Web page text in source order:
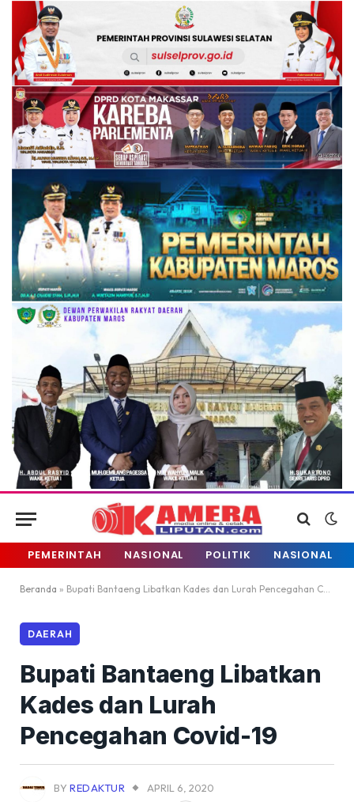
PEMERINTAH NASIONAL POLITIK NASIONAL
Beranda » Bupati Bantaeng Libatkan Kades dan Lurah Pencegahan Covid-19
DAERAH
Bupati Bantaeng Libatkan
Kades dan Lurah
Pencegahan Covid-19
BY REDAKTUR
APRIL 6, 2020